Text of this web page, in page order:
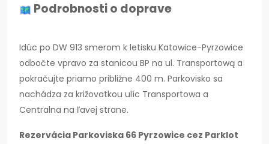
Podrobnosti o doprave
Idúc po DW 913 smerom k letisku Katowice-Pyrzowice
odbočte vpravo za stanicou BP na ul. Transportową a
pokračujte priamo približne 400 m. Parkovisko sa
nachádza za križovatkou ulíc Transportowa a
Centralna na ľavej strane.
Rezervácia Parkoviska 66 Pyrzowice cez Parklot